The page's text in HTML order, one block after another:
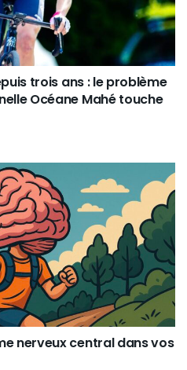
trois ans : le problème
Océane Mahé touche
nerveux central dans vos